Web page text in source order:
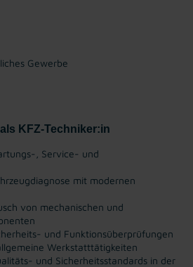
Gewerbe
KFZ-Techniker:in
, Service- und
mit modernen
von mechanischen und
und Funktionsüberprüfungen
Werkstatttätigkeiten
und Sicherheitsstandards in der